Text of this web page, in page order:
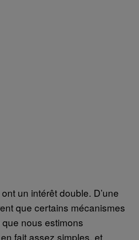
un intérêt double. D’une
que certains mécanismes
que nous estimons
fait assez simples, et